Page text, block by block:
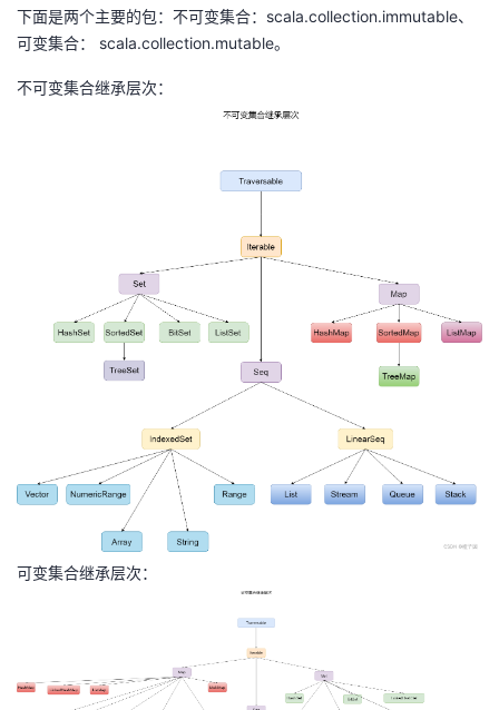
者
我
子
直
的
我
注
开
发
的
Programs
我
的
下面是两个主要的包：不可变集合：scala.collection.immutable、
可变集合： scala.collection.mutable。
不可变集合继承层次：
可变集合继承层次：